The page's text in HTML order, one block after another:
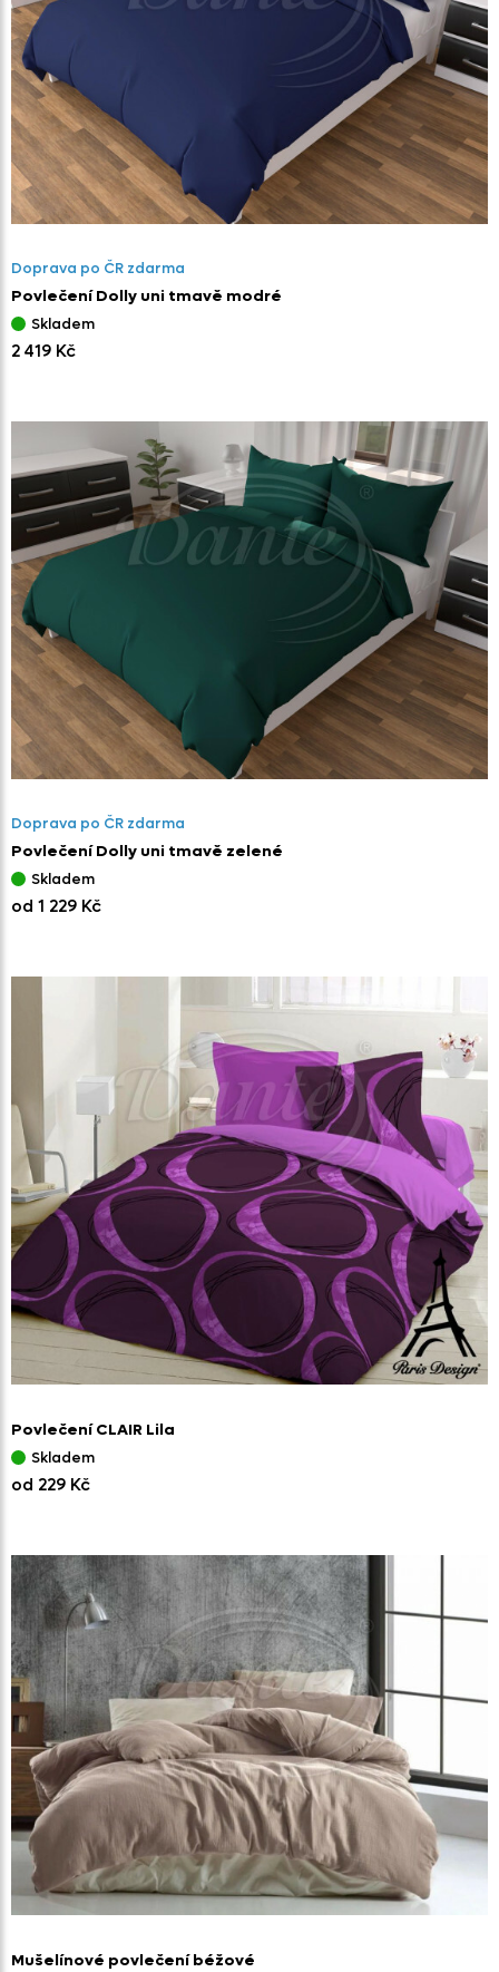
Doprava po ČR zdarma
Povlečení Dolly uni tmavě modré
Skladem
2 419 Kč
Doprava po ČR zdarma
Povlečení Dolly uni tmavě zelené
Skladem
od 1 229 Kč
Povlečení CLAIR Lila
Skladem
od 229 Kč
Mušelínové povlečení béžové